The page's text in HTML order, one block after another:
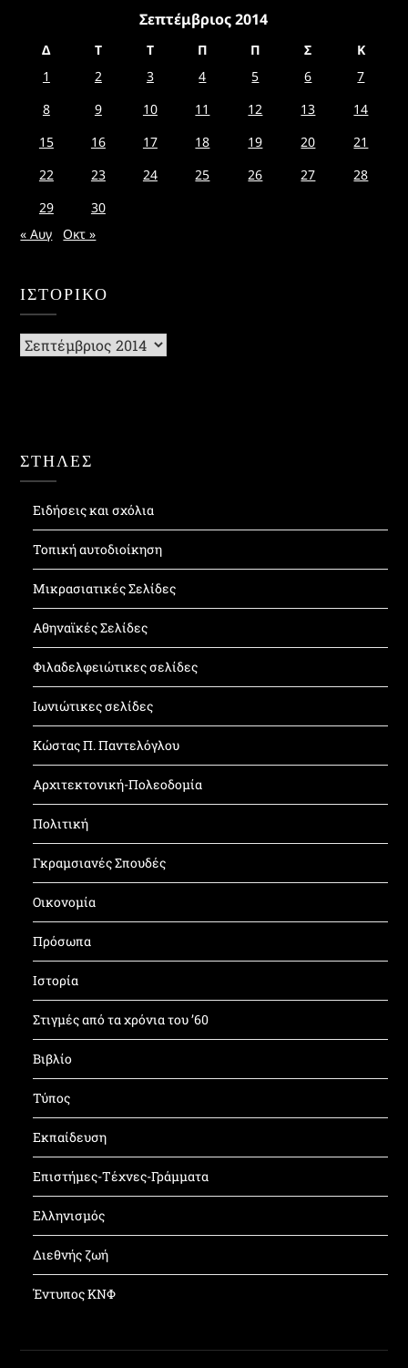
Σεπτέμβριος 2014
Δ Τ Τ Π Π Σ
Κ
1
2 3 4 5 6
7
8
9 10 11 12 13
14
15
16 17 18 19 20
21
22
23 24 25 26 27
28
29
30
« Αυγ
Οκτ »
ΙΣΤΟΡΙΚΌ
Ιστορικό
ΣΤΗΛΕΣ
Ειδήσεις και σχόλια
Τοπική αυτοδιοίκηση
Μικρασιατικές Σελίδες
Αθηναϊκές Σελίδες
Φιλαδελφειώτικες σελίδες
Ιωνιώτικες σελίδες
Κώστας Π. Παντελόγλου
Αρχιτεκτονική-Πολεοδομία
Πολιτική
Γκραμσιανές Σπουδές
Οικονομία
Πρόσωπα
Ιστορία
Στιγμές από τα χρόνια του ’60
Βιβλίο
Τύπος
Εκπαίδευση
Επιστήμες-Τέχνες-Γράμματα
Ελληνισμός
Διεθνής ζωή
Έντυπος ΚΝΦ